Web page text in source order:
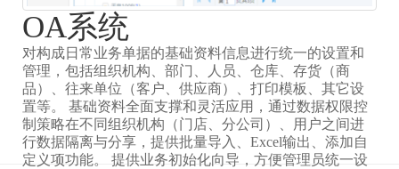
OA系统
对构成日常业务单据的基础资料信息进行统一的设置和
管理，包括组织机构、部门、人员、仓库、存货（商
品）、往来单位（客户、供应商）、打印模板、其它设
置等。 基础资料全面支撑和灵活应用，通过数据权限控
制策略在不同组织机构（门店、分公司）、用户之间进
行数据隔离与分享，提供批量导入、Excel输出、添加自
定义项功能。 提供业务初始化向导，方便管理员统一设